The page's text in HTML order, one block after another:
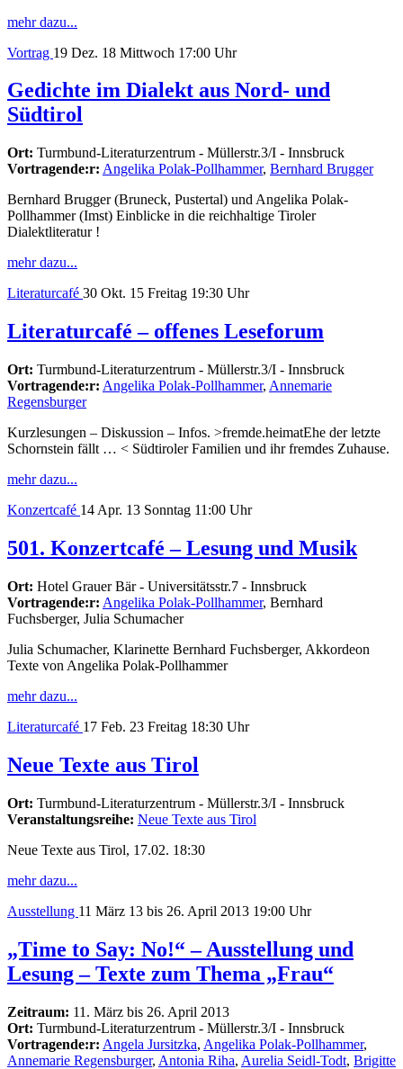
mehr dazu...
Vortrag 19 Dez. 18 Mittwoch 17:00 Uhr
Gedichte im Dialekt aus Nord- und
Südtirol
Ort: Turmbund-Literaturzentrum - Müllerstr.3/I - Innsbruck
Vortragende:r: Angelika Polak-Pollhammer, Bernhard Brugger
Bernhard Brugger (Bruneck, Pustertal) und Angelika Polak-
Pollhammer (Imst) Einblicke in die reichhaltige Tiroler
Dialektliteratur !
mehr dazu...
Literaturcafé 30 Okt. 15 Freitag 19:30 Uhr
Literaturcafé – offenes Leseforum
Ort: Turmbund-Literaturzentrum - Müllerstr.3/I - Innsbruck
Vortragende:r: Angelika Polak-Pollhammer, Annemarie
Regensburger
Kurzlesungen – Diskussion – Infos. >fremde.heimatEhe der letzte
Schornstein fällt … < Südtiroler Familien und ihr fremdes Zuhause.
mehr dazu...
Konzertcafé 14 Apr. 13 Sonntag 11:00 Uhr
501. Konzertcafé – Lesung und Musik
Ort: Hotel Grauer Bär - Universitätsstr.7 - Innsbruck
Vortragende:r: Angelika Polak-Pollhammer, Bernhard
Fuchsberger, Julia Schumacher
Julia Schumacher, Klarinette Bernhard Fuchsberger, Akkordeon
Texte von Angelika Polak-Pollhammer
mehr dazu...
Literaturcafé 17 Feb. 23 Freitag 18:30 Uhr
Neue Texte aus Tirol
Ort: Turmbund-Literaturzentrum - Müllerstr.3/I - Innsbruck
Veranstaltungsreihe: Neue Texte aus Tirol
Neue Texte aus Tirol, 17.02. 18:30
mehr dazu...
Ausstellung 11 März 13 bis 26. April 2013 19:00 Uhr
„Time to Say: No!“ – Ausstellung und
Lesung – Texte zum Thema „Frau“
Zeitraum: 11. März bis 26. April 2013
Ort: Turmbund-Literaturzentrum - Müllerstr.3/I - Innsbruck
Vortragende:r: Angela Jursitzka, Angelika Polak-Pollhammer,
Annemarie Regensburger, Antonia Riha, Aurelia Seidl-Todt, Brigitte